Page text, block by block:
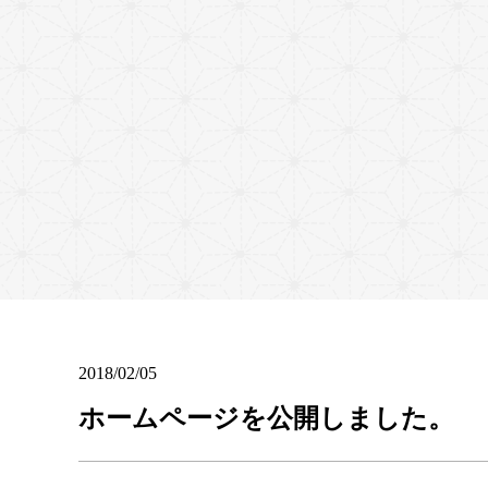
2018/02/05
ホームページを公開しました。